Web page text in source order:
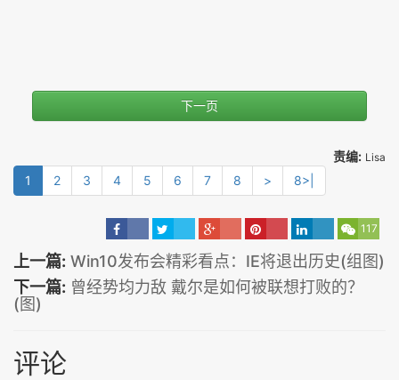
下一页
1 2 3 4 5 6 7 8 > 8>|
责编: Lisa
117
上一篇: Win10发布会精彩看点：IE将退出历史(组图)
下一篇: 曾经势均力敌 戴尔是如何被联想打败的？
(图)
评论